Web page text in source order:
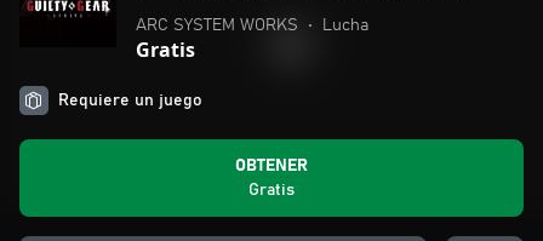
ARC SYSTEM WORKS • Lucha
Gratis
Requiere un juego
OBTENER
Gratis